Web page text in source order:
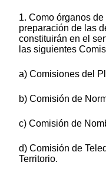
1. Como órganos
preparación de las
constituirán en el
las siguientes
a) Comisiones del
b) Comisión de
c) Comisión de
d) Comisión de
Territorio.